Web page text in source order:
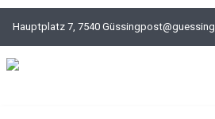
Hauptplatz 7, 7540 Güssing